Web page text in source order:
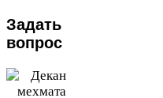
Задать
вопрос